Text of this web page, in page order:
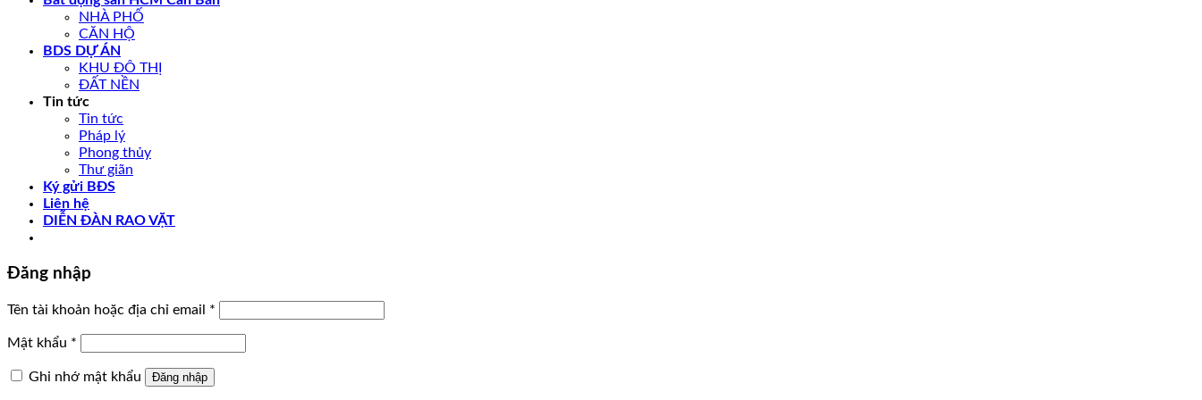
NHÀ PHỐ
CĂN HỘ
BDS DỰ ÁN
KHU ĐÔ THỊ
ĐẤT NỀN
Tin tức
Tin tức
Pháp lý
Phong thủy
Thư giãn
Ký gửi BĐS
Liên hệ
DIỄN ĐÀN RAO VẶT
Đăng nhập
Tên tài khoản hoặc địa chỉ email *
Mật khẩu *
Ghi nhớ mật khẩu Đăng nhập